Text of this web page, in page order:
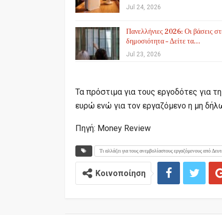
Jul 24, 2026
Πανελλήνιες 2026: Οι βάσεις
δημοσιότητα – Δείτε τα…
Jul 23, 2026
Τα πρόστιμα για τους εργοδότες για
ευρώ ενώ για τον εργαζόμενο η μη
Πηγή: Money Review
Τι αλλάζει για τους ανεμβολίαστους εργαζόμενους από
Κοινοποίηση